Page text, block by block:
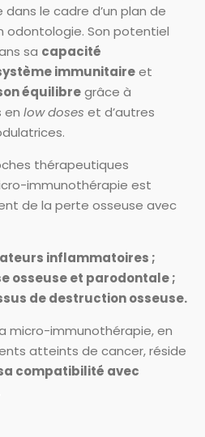
le cadre d’un plan de
Son potentiel
sa capacité
immunitaireet
équilibregrâce à
en low doses et d’autres
thérapeutiques
immunothérapie est
de la perte osseuse avec
inflammatoires ;
osseuse et parodontale ;
de destruction osseuse.
micro-immunothérapie, en
atteints de cancer, réside
compatibilité avec